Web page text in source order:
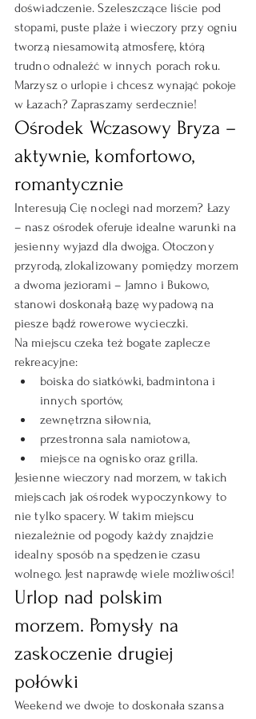
doświadczenie. Szeleszczące liście pod
stopami, puste plaże i wieczory przy ogniu
tworzą niesamowitą atmosferę, którą
trudno odnaleźć w innych porach roku.
Marzysz o urlopie i chcesz wynająć pokoje
w Łazach? Zapraszamy serdecznie!
Ośrodek Wczasowy Bryza –
aktywnie, komfortowo,
romantycznie
Interesują Cię noclegi nad morzem? Łazy
– nasz ośrodek oferuje idealne warunki na
jesienny wyjazd dla dwojga. Otoczony
przyrodą, zlokalizowany pomiędzy morzem
a dwoma jeziorami – Jamno i Bukowo,
stanowi doskonałą bazę wypadową na
piesze bądź rowerowe wycieczki.
Na miejscu czeka też bogate zaplecze
rekreacyjne:
boiska do siatkówki, badmintona i
innych sportów,
zewnętrzna siłownia,
przestronna sala namiotowa,
miejsce na ognisko oraz grilla.
Jesienne wieczory nad morzem, w takich
miejscach jak ośrodek wypoczynkowy to
nie tylko spacery. W takim miejscu
niezależnie od pogody każdy znajdzie
idealny sposób na spędzenie czasu
wolnego. Jest naprawdę wiele możliwości!
Urlop nad polskim
morzem. Pomysły na
zaskoczenie drugiej
połówki
Weekend we dwoje to doskonała szansa